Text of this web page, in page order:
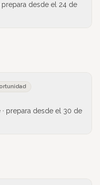
prepara desde el 24 de
· prepara desde el 30 de